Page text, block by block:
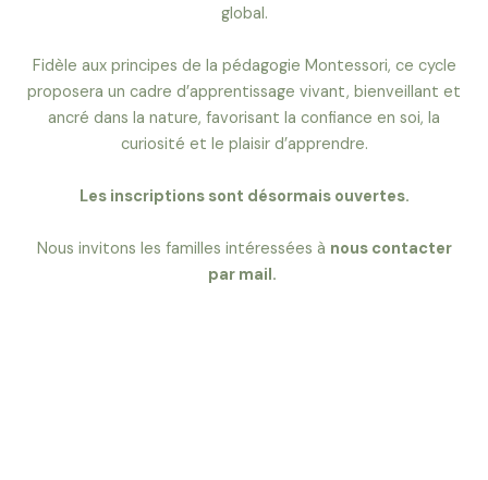
global.
Fidèle aux principes de la pédagogie Montessori, ce cycle
proposera un cadre d’apprentissage vivant, bienveillant et
ancré dans la nature, favorisant la confiance en soi, la
curiosité et le plaisir d’apprendre.
Les inscriptions sont désormais ouvertes.
Nous invitons les familles intéressées à nous contacter
par mail.